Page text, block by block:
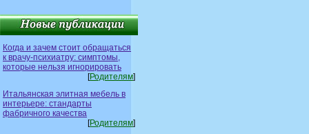
Когда и зачем стоит обращаться
к врачу-психиатру: симптомы,
которые нельзя игнорировать
[Родителям]
Итальянская элитная мебель в
интерьере: стандарты
фабричного качества
[Родителям]